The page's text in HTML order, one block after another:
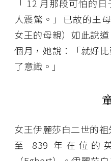
「 12 月那段可怕的
人震驚。」已故的王
女王的母親）如此說
個月，她說：「就好
了意識。」
女王伊麗莎白二世的
至 839 年在位的